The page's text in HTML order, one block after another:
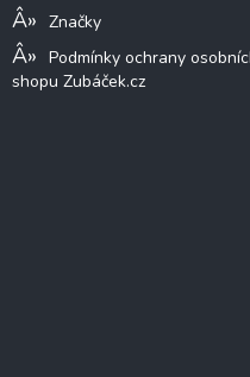
Značky
Podmínky ochrany
shopu Zubáček.cz